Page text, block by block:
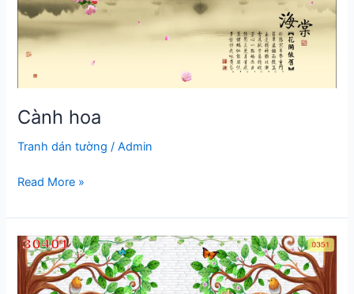
Cành hoa
Tranh dán tường /Admin
Cành
Read More »